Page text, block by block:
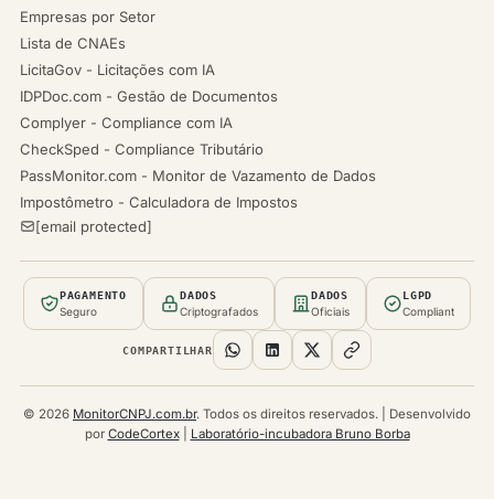
Empresas por Setor
Lista de CNAEs
LicitaGov - Licitações com IA
IDPDoc.com - Gestão de Documentos
Complyer - Compliance com IA
CheckSped - Compliance Tributário
PassMonitor.com - Monitor de Vazamento de Dados
Impostômetro - Calculadora de Impostos
[email protected]
PAGAMENTO
Seguro
DADOS
Criptografados
DADOS
Oficiais
LGPD
Compliant
COMPARTILHAR
© 2026 MonitorCNPJ.com.br. Todos os direitos reservados. | Desenvolvido
por CodeCortex| Laboratório-incubadora Bruno Borba